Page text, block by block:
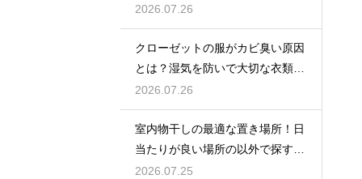
法を解説
2026.07.26
クローゼットの服がカビ臭い原因
とは？湿気を防いで大切な衣類を
守る収納術
2026.07.26
室内物干しの最適な置き場所！日
当たりが良い場所の以外で探すポ
イント
2026.07.25